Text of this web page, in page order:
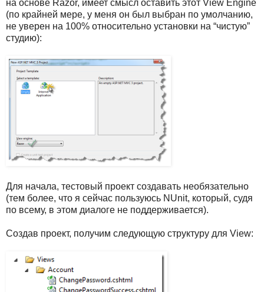
на основе Razor, имеет смысл оставить этот View Engine
(по крайней мере, у меня он был выбран по умолчанию,
не уверен на 100% относительно установки на “чистую”
студию):
Для начала, тестовый проект создавать необязательно
(тем более, что я сейчас пользуюсь NUnit, который, судя
по всему, в этом диалоге не поддерживается).
Создав проект, получим следующую структуру для View: